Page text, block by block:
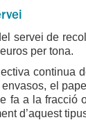
servei de
per tona.
continua
el
fa a la fracció
d’aquest